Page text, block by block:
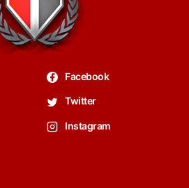
Facebook
Twitter
Instagram